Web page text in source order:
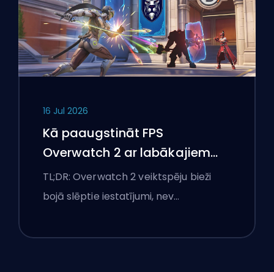
16 Jul 2026
Kā paaugstināt FPS
Overwatch 2 ar labākajiem
iestatījumiem
TL;DR: Overwatch 2 veiktspēju bieži
bojā slēptie iestatījumi, nev…